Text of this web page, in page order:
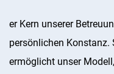
er Kern unserer
persönlichen Konstanz.
ermöglicht unser